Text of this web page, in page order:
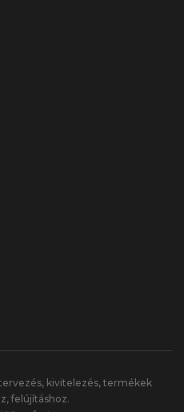
kivitelezés, termékek
felújításhoz.